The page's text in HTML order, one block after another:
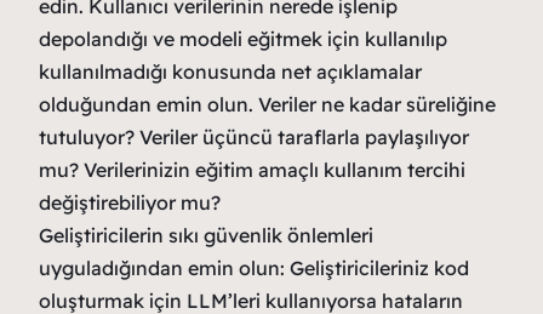
edin. Kullanıcı verilerinin nerede işlenip
depolandığı ve modeli eğitmek için kullanılıp
kullanılmadığı konusunda net açıklamalar
olduğundan emin olun. Veriler ne kadar süreliğine
tutuluyor? Veriler üçüncü taraflarla paylaşılıyor
mu? Verilerinizin eğitim amaçlı kullanım tercihi
değiştirebiliyor mu?
Geliştiricilerin sıkı güvenlik önlemleri
uyguladığından emin olun: Geliştiricileriniz kod
oluşturmak için LLM’leri kullanıyorsa hataların